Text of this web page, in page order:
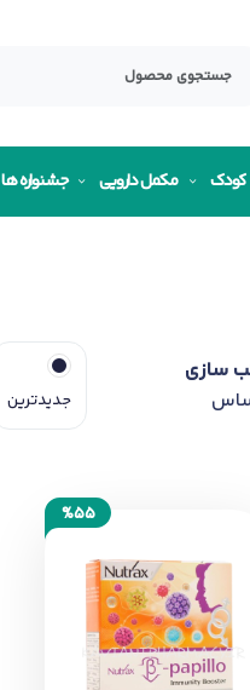
کودک مکمل دارویی جشنواره ها
سازی
جدیدترین
%55